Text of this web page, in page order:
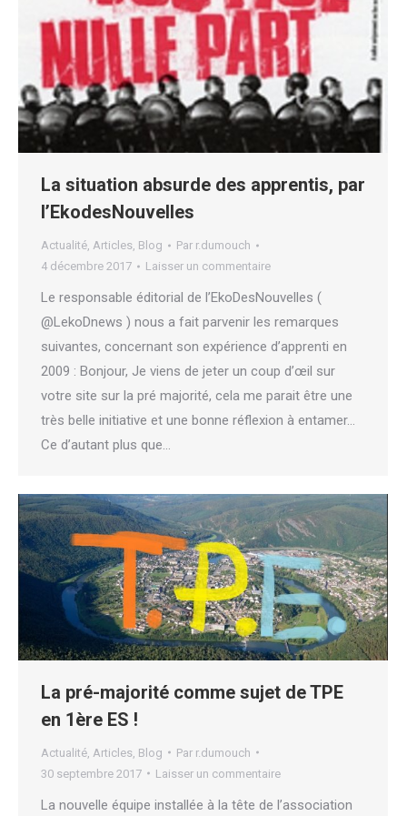
La situation absurde des apprentis, par
l’EkodesNouvelles
Actualité, Articles, Blog Par r.dumouch
4 décembre 2017
Laisser un commentaire
Le responsable éditorial de l’EkoDesNouvelles (
@LekoDnews ) nous a fait parvenir les remarques
suivantes, concernant son expérience d’apprenti en
2009 : Bonjour, Je viens de jeter un coup d’œil sur
votre site sur la pré majorité, cela me parait être une
très belle initiative et une bonne réflexion à entamer…
Ce d’autant plus que…
La pré-majorité comme sujet de TPE
en 1ère ES !
Actualité Articles Blog Par r.dumouch
30 septembre 2017
Laisser un commentaire
La nouvelle équipe installée à la tête de l’association